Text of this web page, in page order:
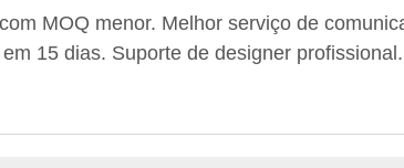
MOQ menor. Melhor serviço de
15 dias. Suporte de designer